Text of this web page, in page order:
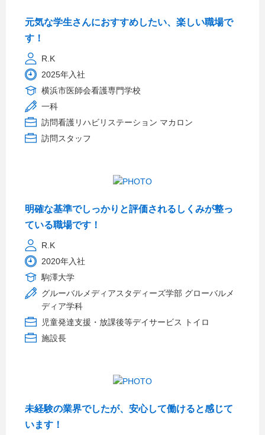
元気な学生さんにおすすめしたい、楽しい職場で
す！
R.K
2025年入社
横浜市医師会看護専門学校
一科
訪問看護リハビリステーション マカロン
訪問スタッフ
明確な基準でしっかりと評価されるしくみが整っ
ている職場です！
R.K
2020年入社
駒澤大学
グルーバルメディアスタディーズ学部 グローバルメ
ディア学科
児童発達支援・放課後等デイサービス トイロ
施設長
未経験の業界でしたが、安心して働けると感じて
います！